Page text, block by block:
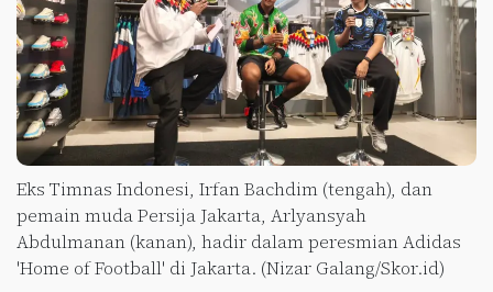
Eks Timnas Indonesi, Irfan Bachdim (tengah), dan
pemain muda Persija Jakarta, Arlyansyah
Abdulmanan (kanan), hadir dalam peresmian Adidas
'Home of Football' di Jakarta. (Nizar Galang/Skor.id)